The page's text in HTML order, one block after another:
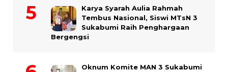
Karya Syarah Aulia Rahmah
Tembus Nasional, Siswi MTsN 3
Sukabumi Raih Penghargaan
Bergengsi
Oknum Komite MAN 3 Sukabumi